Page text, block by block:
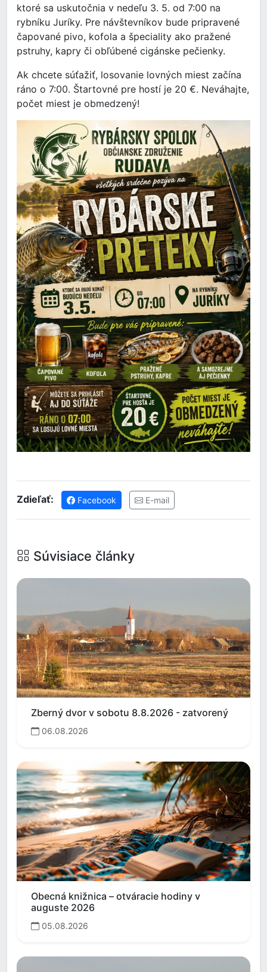
ktoré sa uskutočnia v nedeľu 3. 5. od 7:00 na
rybníku Juríky. Pre návštevníkov bude pripravené
čapované pivo, kofola a špeciality ako pražené
pstruhy, kapry či obľúbené cigánske pečienky.
Ak chcete súťažiť, losovanie lovných miest začína
ráno o 7:00. Štartovné pre hostí je 20 €. Neváhajte,
počet miest je obmedzený!
Zdieľať: Facebook E-mail
Súvisiace články
Zberný dvor v sobotu 8.8.2026 - zatvorený
06.08.2026
Obecná knižnica – otváracie hodiny v
auguste 2026
05.08.2026